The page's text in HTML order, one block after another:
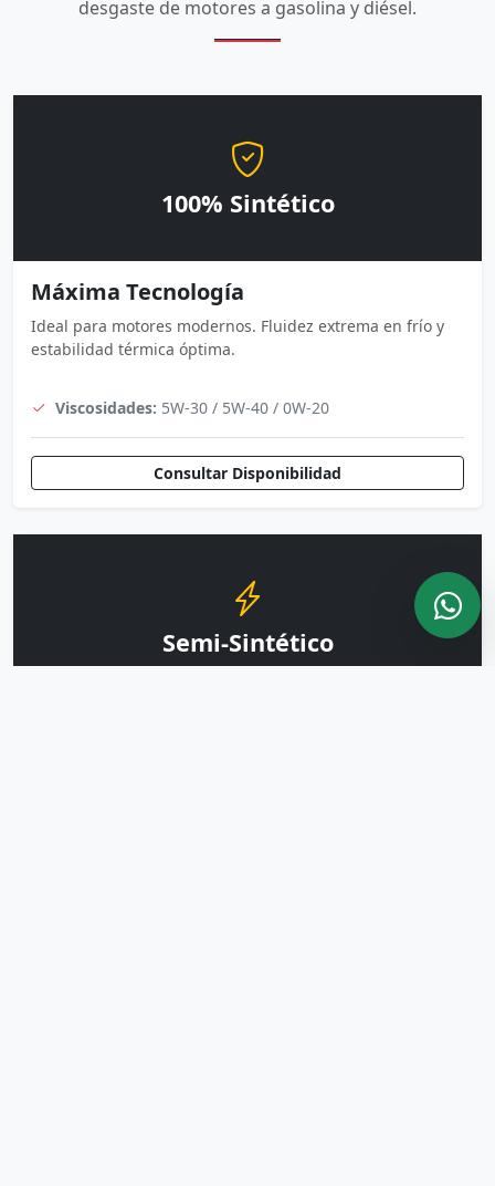
desgaste de motores a gasolina y diésel.
100% Sintético
Máxima Tecnología
Ideal para motores modernos. Fluidez extrema en frío y
estabilidad térmica óptima.
Viscosidades: 5W-30 / 5W-40 / 0W-20
Consultar Disponibilidad
Semi-Sintético